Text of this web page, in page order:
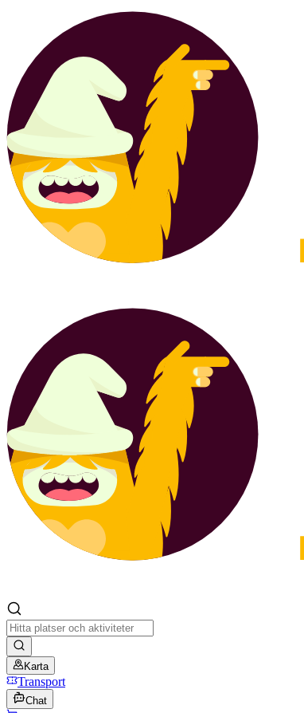
Karta
Transport
Chat